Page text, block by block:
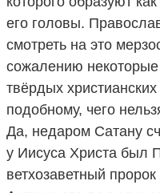
его головы.
смотреть на это
сожалению
твёрдых
подобному, чего
Да, недаром Сатану
у Иисуса Христа был
ветхозаветный